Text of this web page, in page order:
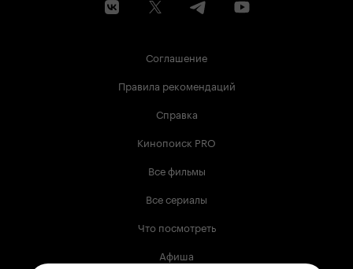
Соглашение
Правила рекомендаций
Справка
Кинопоиск PRO
Все фильмы
Все сериалы
Что посмотреть
Афиша